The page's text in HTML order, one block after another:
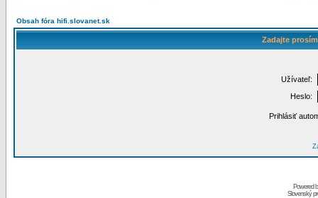
Obsah fóra hifi.slovanet.sk
Zadajte
Užívateľ:
Heslo:
Prihlásiť
Powered
Slovenský